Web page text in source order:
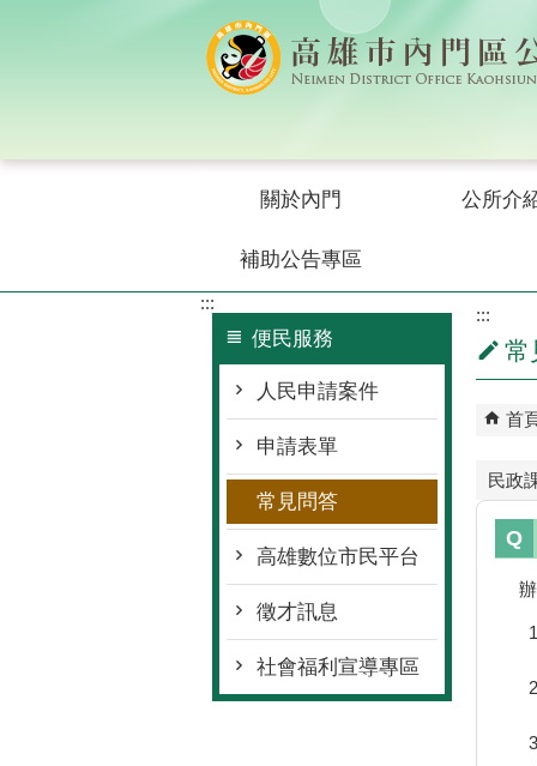
關於內門 公所介
補助公告專區
:::
便民服務
人民申請案件
申請表單
常見問答
高雄數位市民平台
徵才訊息
社會福利宣導專區
:::
常
首
民政